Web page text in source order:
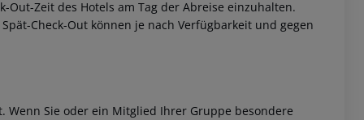
Out-Zeit des Hotels am Tag der Abreise einzuhalten.
Check-Out können je nach Verfügbarkeit und gegen
Sie oder ein Mitglied Ihrer Gruppe besondere